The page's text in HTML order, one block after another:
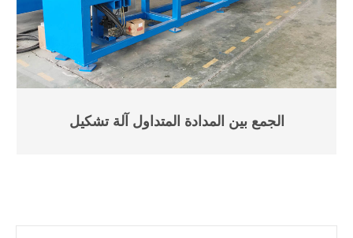
الجمع بين المدادة المتداول آلة تشكيل